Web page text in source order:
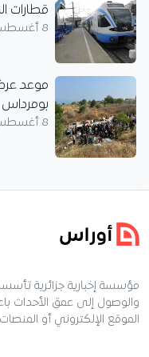
قطارات
8 أغسطس 2026
موعد
بومرداس
8 أغسطس 2026
والوصول إلى عمق الأحداث
الموقع الإلكتروني أو المنصات